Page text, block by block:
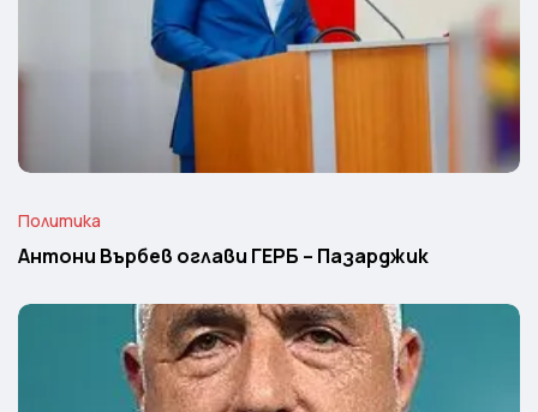
Политика
Антони Върбев оглави ГЕРБ – Пазарджик